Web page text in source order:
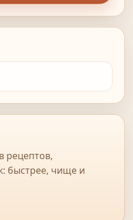
рецептов,
быстрее, чище и